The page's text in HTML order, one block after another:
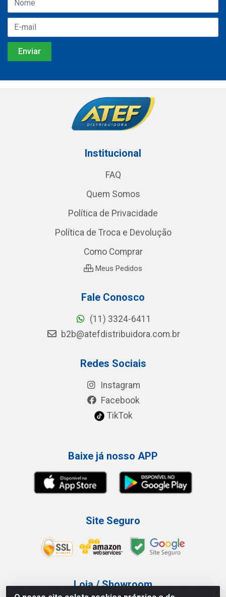
Institucional
FAQ
Quem Somos
Política de Privacidade
Política de Troca e Devolução
Como Comprar
Meus Pedidos
Fale Conosco
(11) 3324-6411
b2b@atefdistribuidora.com.br
Redes Sociais
Instagram
Facebook
TikTok
Baixe já nosso APP
Site Seguro
Loja / Showroom